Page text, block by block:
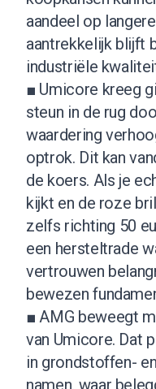
aandeel op
aantrekkelijk blijft
industriële
■ Umicore kreeg
steun in de rug
waardering
optrok. Dit kan
de koers. Als je
kijkt en de roze
zelfs richting 50
een hersteltrade
vertrouwen
bewezen
■ AMG beweegt
van Umicore. Dat
in grondstoffen-
namen, waar